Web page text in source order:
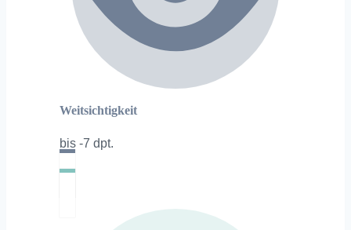
Weitsichtigkeit
bis -7 dpt.